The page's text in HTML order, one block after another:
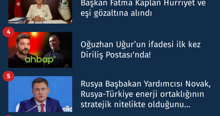
Başkan Fatma Kaplan Hürriyet ve
eşi gözaltına alındı
Oğuzhan Uğur’un ifadesi ilk kez
Diriliş Postası'nda!
4
Rusya Başbakan Yardımcısı Novak,
Rusya-Türkiye enerji ortaklığının
stratejik nitelikte olduğunu
5